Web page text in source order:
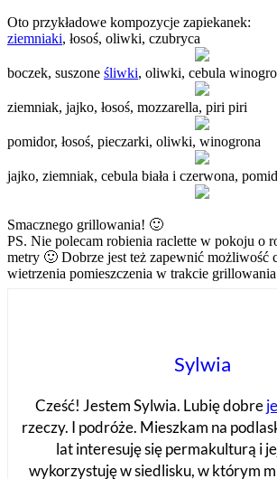
Oto przykładowe kompozycje zapiekanek:
ziemniaki, łosoś, oliwki, czubryca
boczek, suszone śliwki, oliwki, cebula
ziemniak, jajko, łosoś, mozzarella, piri piri
pomidor, łosoś, pieczarki, oliwki, winogrona
jajko, ziemniak, cebula biała i czerwona,
Smacznego grillowania! 🙂
PS. Nie polecam robienia raclette w pokoju o
metry 🙂 Dobrze jest też zapewnić możliwość
wietrzenia pomieszczenia w trakcie
Sylwia
Cześć! Jestem Sylwia. Lubię dobre
rzeczy. I podróże. Mieszkam na
lat interesuję się permakulturą i
wykorzystuję w siedlisku, w którym